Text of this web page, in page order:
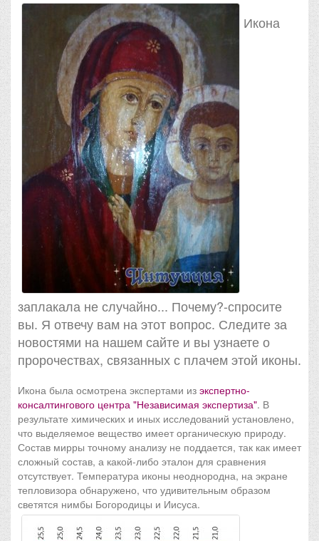
Икона
заплакала не случайно... Почему?-спросите
вы. Я отвечу вам на этот вопрос. Следите за
новостями на нашем сайте и вы узнаете о
пророчествах, связанных с плачем этой иконы.
Икона была осмотрена экспертами из экспертно-
консалтингового центра "Независимая экспертиза". В
результате химических и иных исследований установлено,
что выделяемое вещество имеет органическую природу.
Состав мирры точному анализу не поддается, так как имеет
сложный состав, а какой-либо эталон для сравнения
отсутствует. Температура иконы неоднородна, на экране
тепловизора обнаружено, что удивительным образом
светятся нимбы Богородицы и Иисуса.